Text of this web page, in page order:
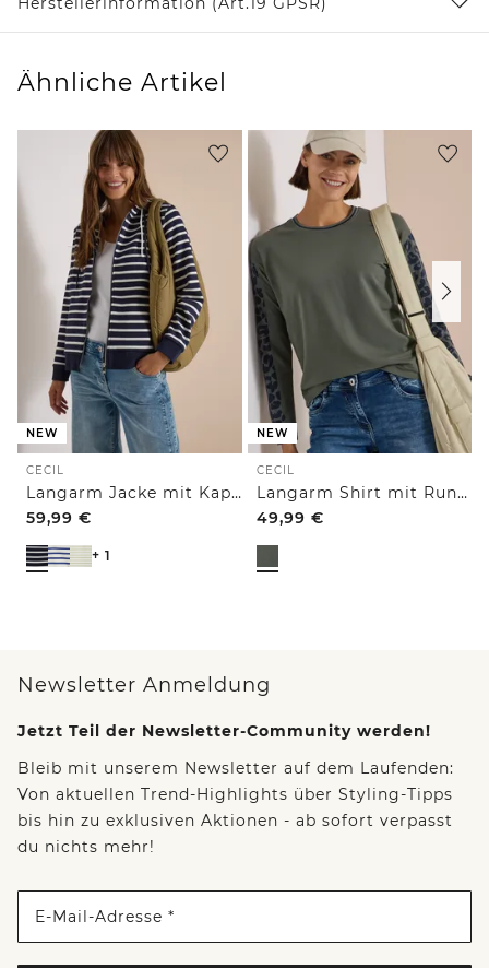
Ähnliche Artikel
NEW
CECIL
Langarm Jacke mit Kapuze und Struktur
59,99 €
+ 1
NEW
CECIL
Langarm Shirt mit Rundhals und Leo-Details
49,99 €
Newsletter Anmeldung
Jetzt Teil der Newsletter-Community werden!
Bleib mit unserem Newsletter auf dem Laufenden:
Von aktuellen Trend-Highlights über Styling-Tipps
bis hin zu exklusiven Aktionen - ab sofort verpasst
du nichts mehr!
E-Mail-Adresse *